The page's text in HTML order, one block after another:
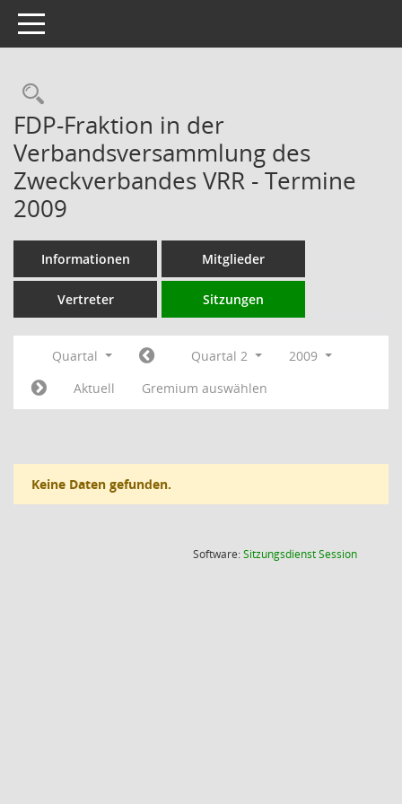
Toggle navigation
Rechercheauswahl
FDP-Fraktion in der
Verbandsversammlung des
Zweckverbandes VRR - Termine
2009
Informationen Mitglieder
Vertreter Sitzungen
Quartal Quartal 2
2009
Aktuell
Gremium auswählen
Keine Daten gefunden.
Software:SitzungsdienstSession(Wird in